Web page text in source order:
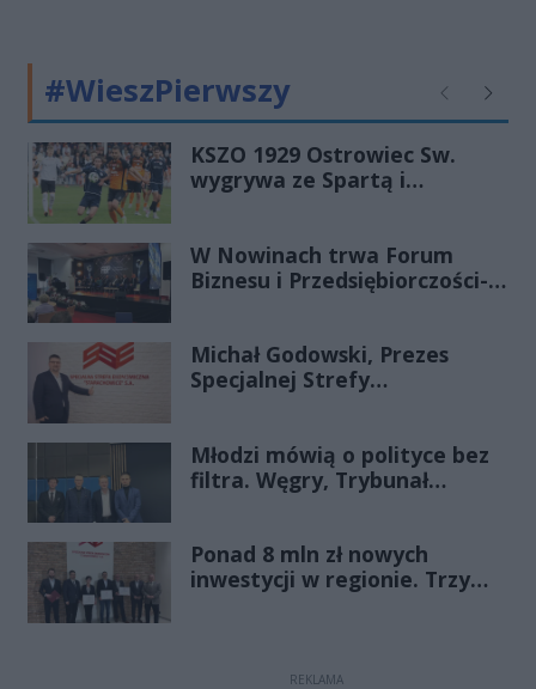
#WieszPierwszy Poprzednie
KSZO 1929 Ostrowiec Sw.
wygrywa ze Spartą i
W Nowinach trwa Forum
Biznesu i Przedsiębiorczości-
Michał Godowski, Prezes
Specjalnej Strefy
Porannej Rozmowy Radia
Rekord Świętokrzyskie
Młodzi mówią o polityce bez
filtra. Węgry, Trybunał
zmienia zasady gry
Ponad 8 mln zł nowych
inwestycji w regionie. Trzy
REKLAMA